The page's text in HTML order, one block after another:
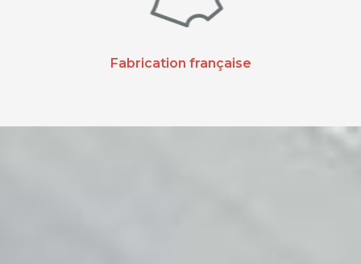
Fabrication française